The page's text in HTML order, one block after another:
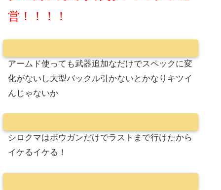
営！！！！
アームド使っても武器追加なだけでスペックに変
化がないし大型バックル引かないとかなりキツイ
んじゃないか
シロクマはボウガンだけでラストまで行けたから
イケるイケる！